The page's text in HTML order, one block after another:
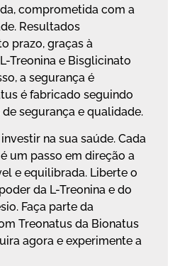
comprometida com a
Resultados
prazo, graças à
Treonina e Bisglicinato
a segurança é
é fabricado seguindo
segurança e qualidade.
na sua saúde. Cada
um passo em direção a
e equilibrada. Liberte o
da L-Treonina e do
Faça parte da
Treonatus da Bionatus
agora e experimente a